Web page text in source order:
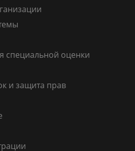
специальной оценки
и защита прав